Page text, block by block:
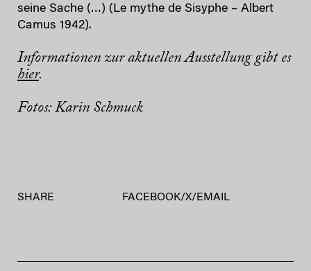
seine Sache (…) (Le mythe de Sisyphe – Albert
Camus 1942).
Informationen zur aktuellen Ausstellung gibt es
hier.
Fotos: Karin Schmuck
SHARE FACEBOOK/X/ EMAIL